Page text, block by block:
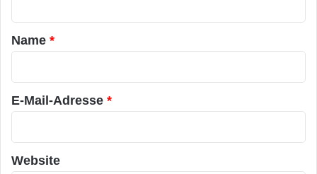
a
r
*
Name *
E-Mail-Adresse *
Website